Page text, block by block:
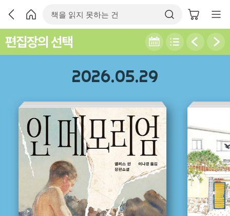
편집장의 선택
2026.05.29